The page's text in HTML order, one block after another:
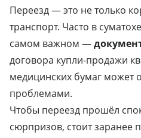
Переезд — это не только
транспорт. Часто в
самом важном —
договора купли-продажи
медицинских бумаг может
проблемами.
Чтобы переезд прошёл
сюрпризов, стоит заранее